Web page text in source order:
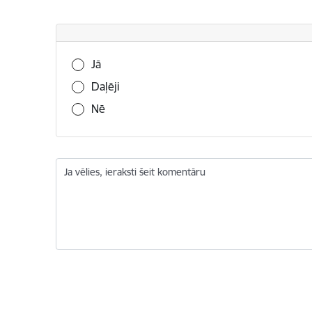
Vai šī informācija bija noderīga?
Jā
Daļēji
Nē
Ja vēlies, ieraksti šeit komentāru